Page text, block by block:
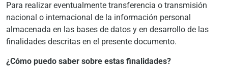
Para realizar eventualmente transferencia o transmisión
nacional o internacional de la información personal
almacenada en las bases de datos y en desarrollo de las
finalidades descritas en el presente documento.
¿Cómo puedo saber sobre estas finalidades?